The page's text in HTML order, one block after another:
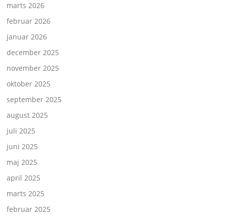
marts 2026
februar 2026
januar 2026
december 2025
november 2025
oktober 2025
september 2025
august 2025
juli 2025
juni 2025
maj 2025
april 2025
marts 2025
februar 2025